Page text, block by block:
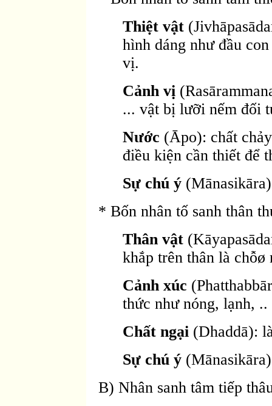
Thiệt vật
hình dáng như đầu
vị.
Cảnh vị
... vật bị lưỡi nếm đối
Nước (Āpo): chất
điều kiện cần thiết để
Sự chú ý(Mānasikāra)
* Bốn nhân tố sanh thân
Thân vật
khắp trên thân là
Cảnh xúc
thức như nóng, lạnh, ..
Chất ngại(Dhaddā):
Sự chú ý(Mānasikāra)
B) Nhân sanh tâm tiếp